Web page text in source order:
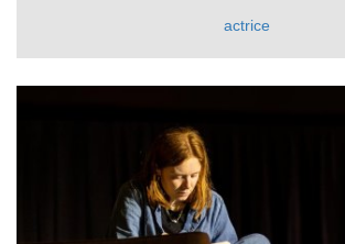
actrice